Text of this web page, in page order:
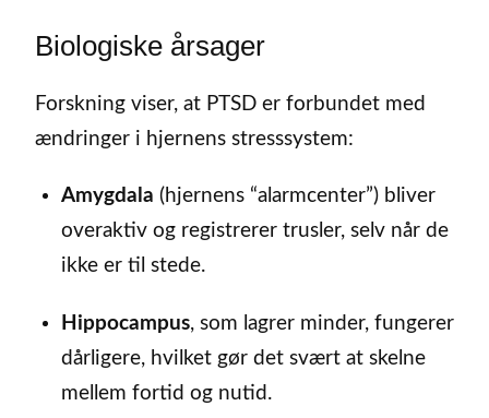
Biologiske årsager
Forskning viser, at PTSD er forbundet med
ændringer i hjernens stresssystem:
Amygdala (hjernens “alarmcenter”) bliver
overaktiv og registrerer trusler, selv når de
ikke er til stede.
Hippocampus, som lagrer minder, fungerer
dårligere, hvilket gør det svært at skelne
mellem fortid og nutid.